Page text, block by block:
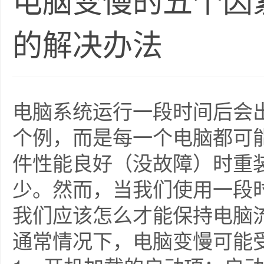
的解决办法
电脑系统运行一段时间后
个例，而是每一个电脑都
件性能良好（没故障）时
少。然而，当我们使用一
我们应该怎么才能保持电脑
通常情况下，电脑变慢可能